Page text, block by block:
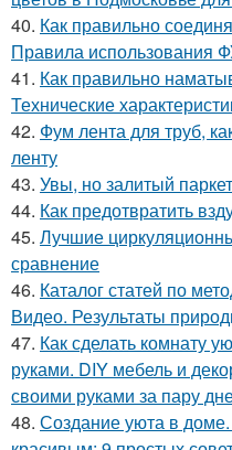
40. Как правильно
Правила использования
41. Как правильно
Технические
42. Фум лента для труб,
ленту
43. Увы, но залитый
44. Как предотвратить
45. Лучшие
сравнение
46. Каталог статей по
Видео. Результаты
47. Как сделать комнату
руками. DIY мебель и
своими руками за пару
48. Создание уюта в